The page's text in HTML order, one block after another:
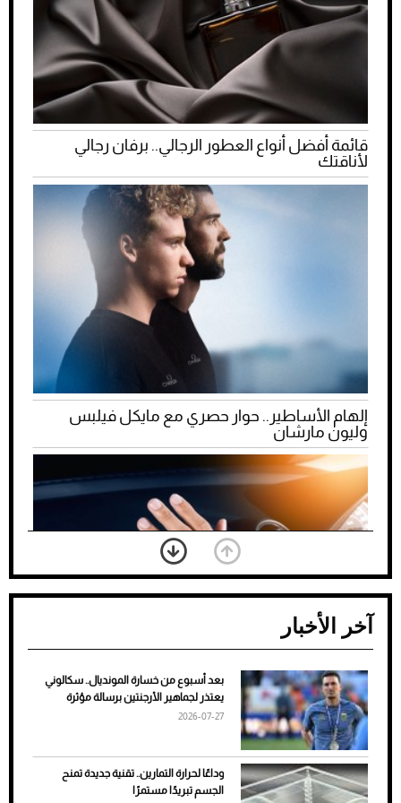
قائمة أفضل أنواع العطور الرجالي.. برفان رجالي
لأناقتك
إلهام الأساطير.. حوار حصري مع مايكل فيلبس
وليون مارشان
ضعف تبريد مكيف السيارة عند الوقوف.. أشهر
الأسباب والحلول
آخر الأخبار
بعد أسبوع من خسارة المونديال.. سكالوني
يعتذر لجماهير الأرجنتين برسالة مؤثرة
2026-07-27
وداعًا لحرارة التمارين.. تقنية جديدة تمنح
الجسم تبريدًا مستمرًا